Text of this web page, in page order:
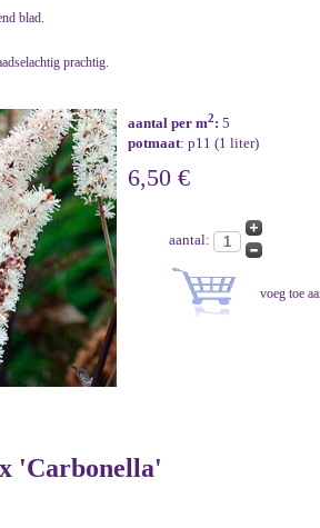
blad.
prachtig.
aantal per m2: 5
potmaat: p11 (1 liter)
6,50 €
aantal:
'Carbonella'